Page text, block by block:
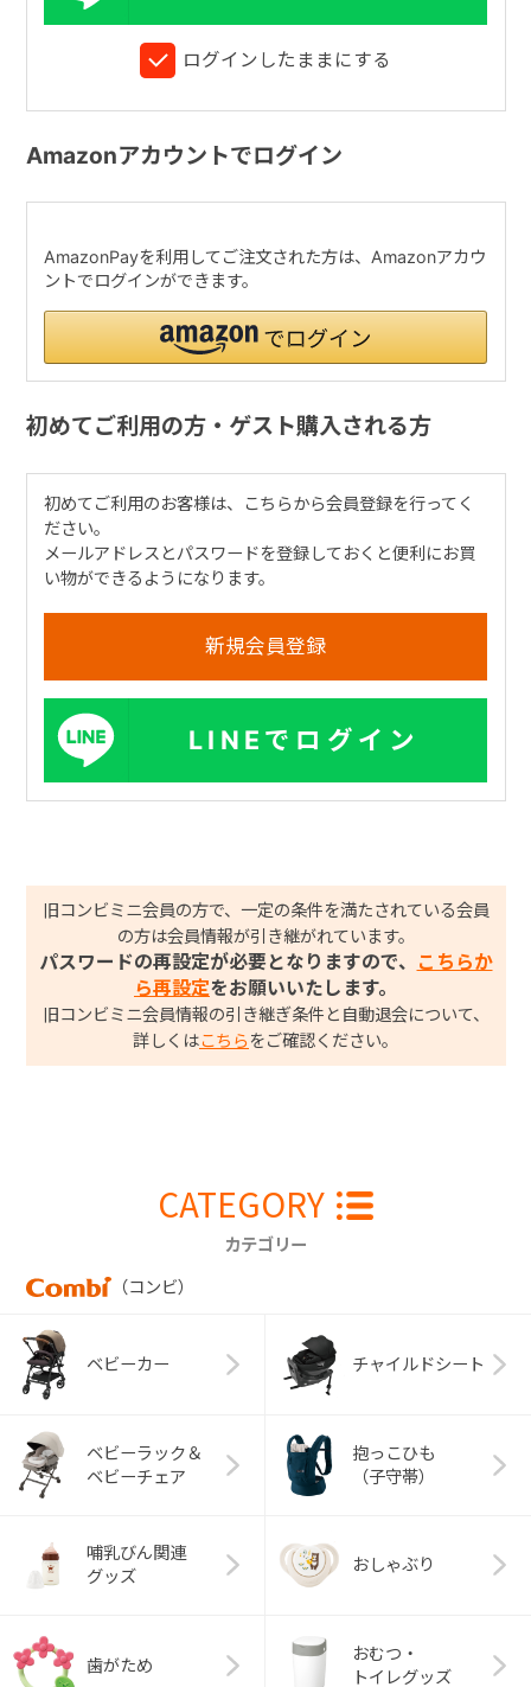
ログインしたままにする
Amazonアカウントでログイン
AmazonPayを利用してご注文された方は、Amazonアカウ
ントでログインができます。
初めてご利用の方・ゲスト購入される方
初めてご利用のお客様は、こちらから会員登録を行ってく
ださい。
メールアドレスとパスワードを登録しておくと便利にお買
い物ができるようになります。
LINEでログイン
旧コンビミニ会員の方で、一定の条件を満たされている会員
の方は会員情報が引き継がれています。
パスワードの再設定が必要となりますので、
こちらか
ら再設定をお願いいたします。
旧コンビミニ会員情報の引き継ぎ条件と自動退会について、
詳しくはこちら をご確認ください。
CATEGORY
カテゴリー
（コンビ）
ベビーカー チャイルドシート
ベビーラック＆
ベビーチェア
抱っこひも
（子守帯）
哺乳びん関連
グッズ
おしゃぶり
歯がため
おむつ・
トイレグッズ